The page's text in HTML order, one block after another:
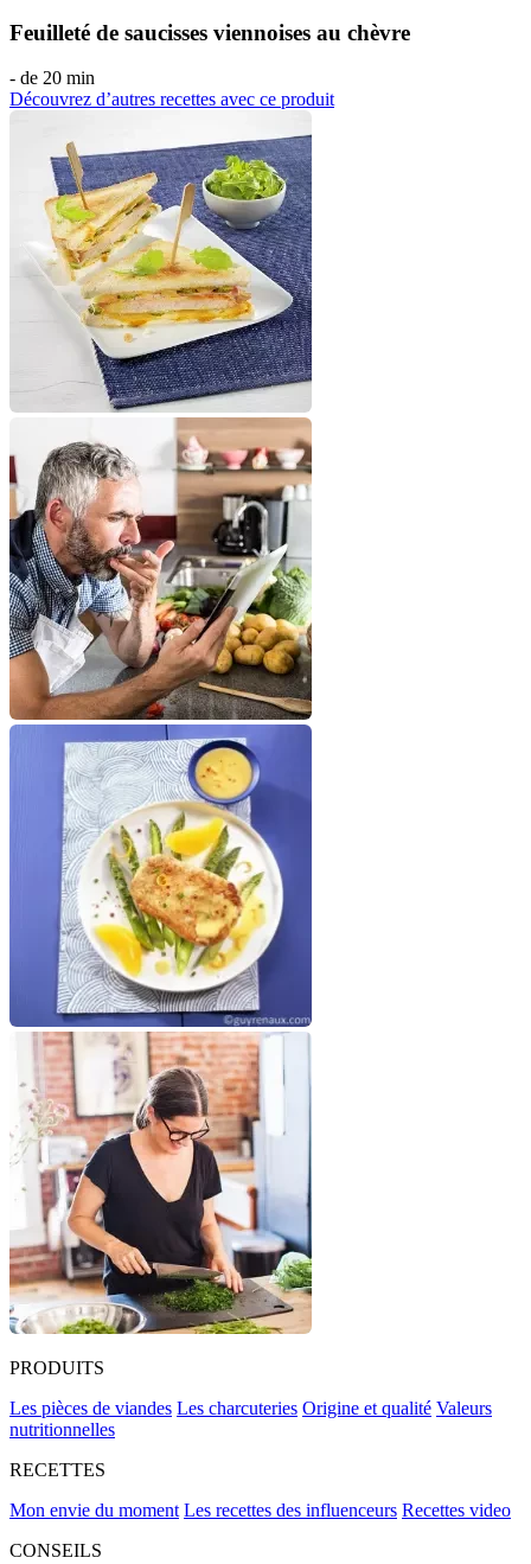
Feuilleté de saucisses viennoises au chèvre
- de 20 min
Découvrez d’autres recettes avec ce produit
PRODUITS
Les pièces de viandes Les charcuteries Origine et qualité Valeurs
nutritionnelles
RECETTES
Mon envie du moment Les recettes des influenceurs Recettes video
CONSEILS